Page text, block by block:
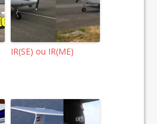
IR(SE) ou IR(ME)